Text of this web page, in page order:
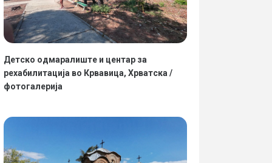
Детско одмаралиште и центар за
рехабилитација во Крвавица, Хрватска /
фотогалерија